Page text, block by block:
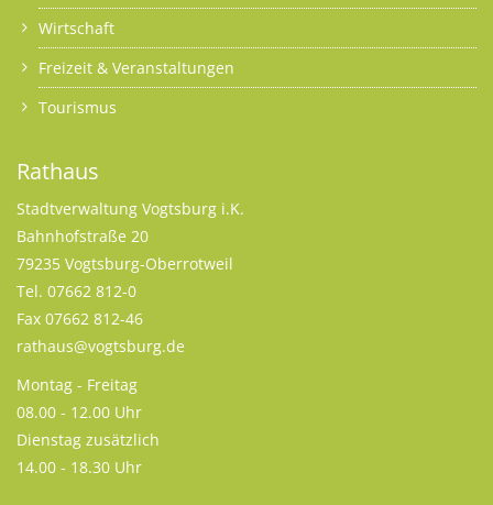
Wirtschaft
Freizeit & Veranstaltungen
Tourismus
Rathaus
Stadtverwaltung Vogtsburg i.K.
Bahnhofstraße 20
79235 Vogtsburg-Oberrotweil
Tel. 07662 812-0
Fax 07662 812-46
rathaus@vogtsburg.de
Montag - Freitag
08.00 - 12.00 Uhr
Dienstag zusätzlich
14.00 - 18.30 Uhr